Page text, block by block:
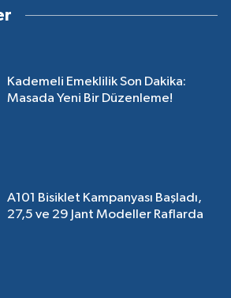
Kademeli Emeklilik Son Dakika:
Masada Yeni Bir Düzenleme!
A101 Bisiklet Kampanyası Başladı,
27,5 ve 29 Jant Modeller Raflarda